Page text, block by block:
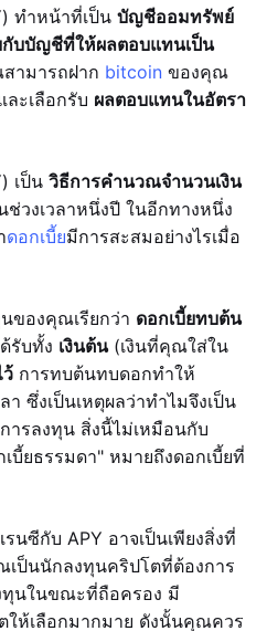
ทำหน้าที่เป็น บัญชีออมทรัพย์
กับบัญชีที่ให้ผลตอบแทนเป็น
ามารถฝาก bitcoin ของคุณ
ะเลือกรับ ผลตอบแทนในอัตรา
เป็น วิธีการคำนวณจำนวนเงิน
วงเวลาหนึ่งปี ในอีกทางหนึ่ง
ดอกเบี้ยมีการสะสมอย่างไรเมื่อ
ของคุณเรียกว่า ดอกเบี้ยทบต้น
รับทั้ง เงินต้น(เงินที่คุณใส่ใน
การทบต้นทบดอกทำให้
า ซึ่งเป็นเหตุผลว่าทำไมจึงเป็น
ารลงทุน สิ่งนี้ไม่เหมือนกับ
บี้ยธรรมดา" หมายถึงดอกเบี้ยที่
นซีกับ APY อาจเป็นเพียงสิ่งที่
ป็นนักลงทุนคริปโตที่ต้องการ
ทุนในขณะที่ถือครอง มี
ห้เลือกมากมาย ดังนั้นคุณควร